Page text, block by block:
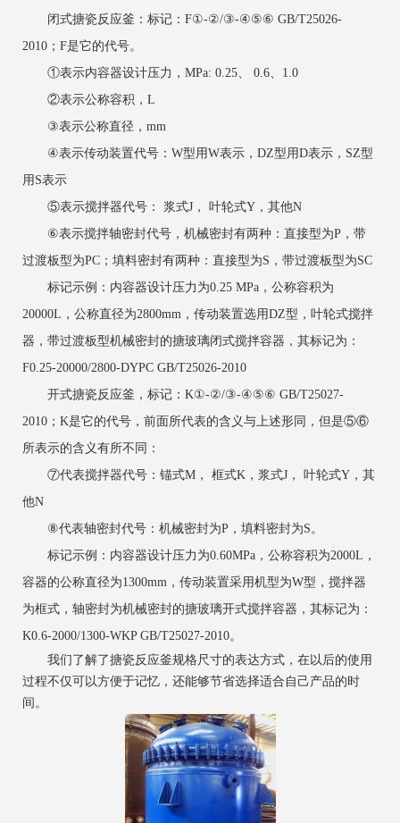
闭式搪瓷反应釜：标记：F①-②/③-④⑤⑥ GB/T25026-
2010；F是它的代号。
①表示内容器设计压力，MPa: 0.25、 0.6、1.0
②表示公称容积，L
③表示公称直径，mm
④表示传动装置代号：W型用W表示，DZ型用D表示，SZ型
用S表示
⑤表示搅拌器代号： 浆式J， 叶轮式Y，其他N
⑥表示搅拌轴密封代号，机械密封有两种：直接型为P，带
过渡板型为PC；填料密封有两种：直接型为S，带过渡板型为SC
标记示例：内容器设计压力为0.25 MPa，公称容积为
20000L，公称直径为2800mm，传动装置选用DZ型，叶轮式搅拌
器，带过渡板型机械密封的搪玻璃闭式搅拌容器，其标记为：
F0.25-20000/2800-DYPC GB/T25026-2010
开式搪瓷反应釜，标记：K①-②/③-④⑤⑥ GB/T25027-
2010；K是它的代号，前面所代表的含义与上述形同，但是⑤⑥
所表示的含义有所不同：
⑦代表搅拌器代号：锚式M， 框式K，浆式J， 叶轮式Y，其
他N
⑧代表轴密封代号：机械密封为P，填料密封为S。
标记示例：内容器设计压力为0.60MPa，公称容积为2000L，
容器的公称直径为1300mm，传动装置采用机型为W型，搅拌器
为框式，轴密封为机械密封的搪玻璃开式搅拌容器，其标记为：
K0.6-2000/1300-WKP GB/T25027-2010。
我们了解了搪瓷反应釜规格尺寸的表达方式，在以后的使用
过程不仅可以方便于记忆，还能够节省选择适合自己产品的时
间。